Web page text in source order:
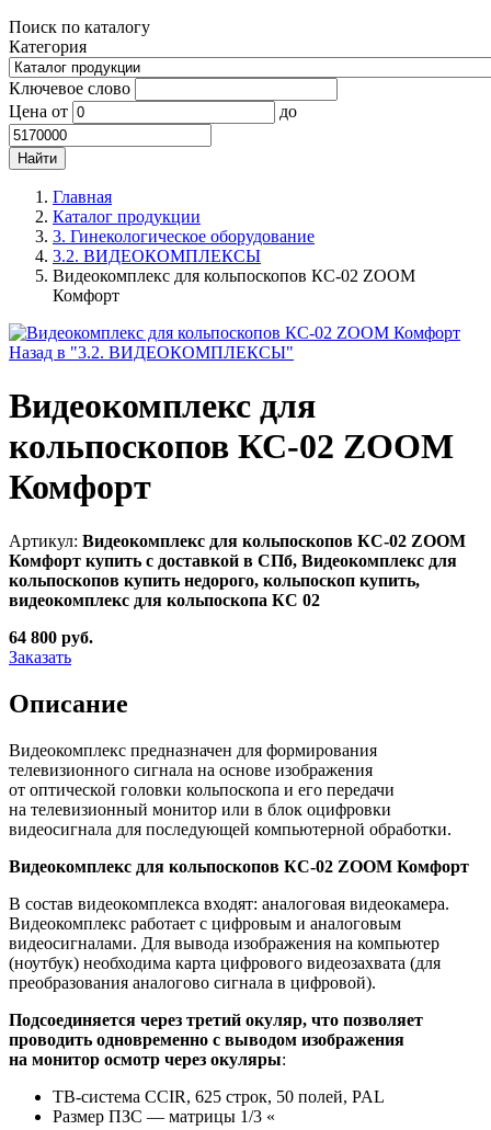
Поиск по каталогу
Категория
Ключевое слово
Цена от до
Главная
Каталог продукции
3. Гинекологическое оборудование
3.2. ВИДЕОКОМПЛЕКСЫ
Видеокомплекс для кольпоскопов КС-02 ZOOM
Комфорт
Назад в "3.2. ВИДЕОКОМПЛЕКСЫ"
Видеокомплекс для
кольпоскопов КС-02 ZOOM
Комфорт
Артикул: Видеокомплекс для кольпоскопов КС-02 ZOOM
Комфорт купить с доставкой в СПб, Видеокомплекс для
кольпоскопов купить недорого, кольпоскоп купить,
видеокомплекс для кольпоскопа КС 02
64 800 руб.
Заказать
Описание
Видеокомплекс предназначен для формирования
телевизионного сигнала на основе изображения
от оптической головки кольпоскопа и его передачи
на телевизионный монитор или в блок оцифровки
видеосигнала для последующей компьютерной обработки.
Видеокомплекс для кольпоскопов КС-02 ZOOM Комфорт
В состав видеокомплекса входят: аналоговая видеокамера.
Видеокомплекс работает с цифровым и аналоговым
видеосигналами. Для вывода изображения на компьютер
(ноутбук) необходима карта цифрового видеозахвата (для
преобразования аналогово сигнала в цифровой).
Подсоединяется через третий окуляр, что позволяет
проводить одновременно с выводом изображения
на монитор осмотр через окуляры:
ТВ-система CCIR, 625 стpок, 50 полей, PAL
Размер ПЗС — матрицы 1/3 «